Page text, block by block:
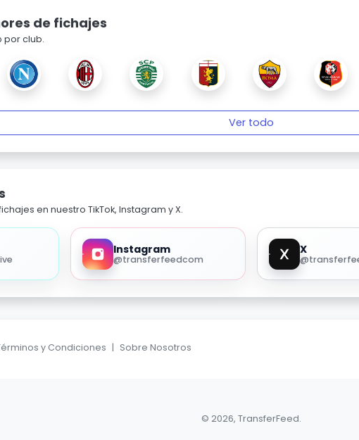
de fichajes
por club.
Ver todo
en nuestro TikTok, Instagram y X.
Instagram
@transferfeedcom
X
y Condiciones | Sobre Nosotros
© 2026, TransferFeed.